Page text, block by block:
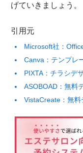
げていきましょう。
引用元
Microsoft社：
Canva：テンプレ
PIXTA：チラシデ
ASOBOAD：無料
VistaCreate：無料